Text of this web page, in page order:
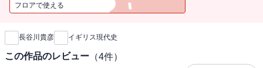
フロアで使える
新刊通知
長谷川貴彦 イギリス現代史
この作品のレビュー （4件）